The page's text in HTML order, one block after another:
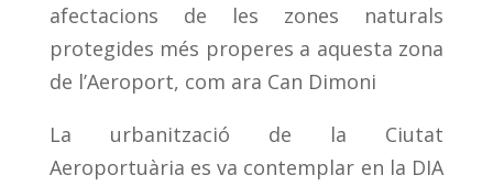
afectacions de les zones naturals
protegides més properes a aquesta zona
de l’Aeroport, com ara Can Dimoni
La urbanització de la Ciutat
Aeroportuària es va contemplar en la DIA